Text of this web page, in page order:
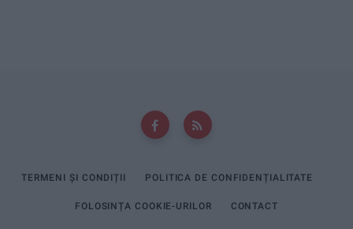
TERMENI ȘI CONDIȚII POLITICA DE CONFIDENȚIALITATE
FOLOSINȚA COOKIE-URILOR CONTACT